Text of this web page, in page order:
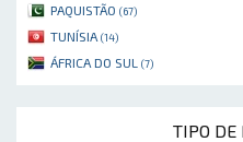
PAQUISTÃO (67)
TUNÍSIA (14)
ÁFRICA DO SUL (7)
TIPO DE